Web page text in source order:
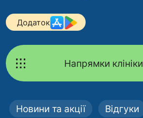
Додаток
Напрямки клініки
Новини та акції Відгуки